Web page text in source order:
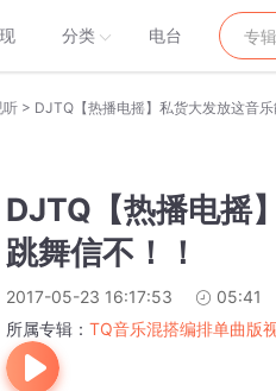
分类 电台
听 > DJTQ【热播电摇】私货大发放这音乐
DJTQ【热播电摇
跳舞信不！！
2017-05-23 16:17:53 05:41
所属专辑： TQ音乐混搭编排单曲版